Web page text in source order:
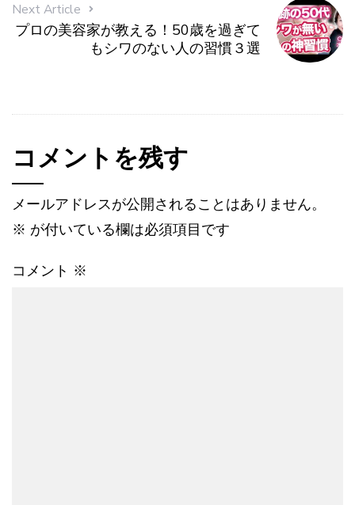
Next Article
プロの美容家が教える！50歳を過ぎて
もシワのない人の習慣３選
コメントを残す
メールアドレスが公開されることはありません。
※ が付いている欄は必須項目です
コメント ※